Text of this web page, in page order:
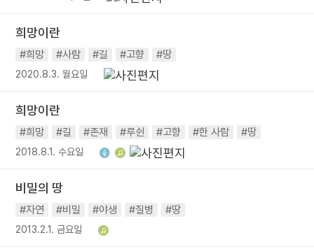
희망이란
#희망 #사람 #길 #고향 #땅
2020.8.3. 월요일
희망이란
#희망 #길 #존재 #루쉰 #고향 #한 사람 #땅
2018.8.1. 수요일
비밀의 땅
#자연 #비밀 #야생 #질병 #땅
2013.2.1. 금요일